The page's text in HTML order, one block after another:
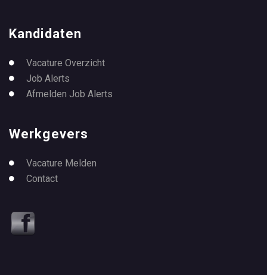
Kandidaten
Vacature Overzicht
Job Alerts
Afmelden Job Alerts
Werkgevers
Vacature Melden
Contact